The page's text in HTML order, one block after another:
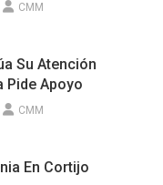
CMM
Su Atención
Pide Apoyo
CMM
En Cortijo